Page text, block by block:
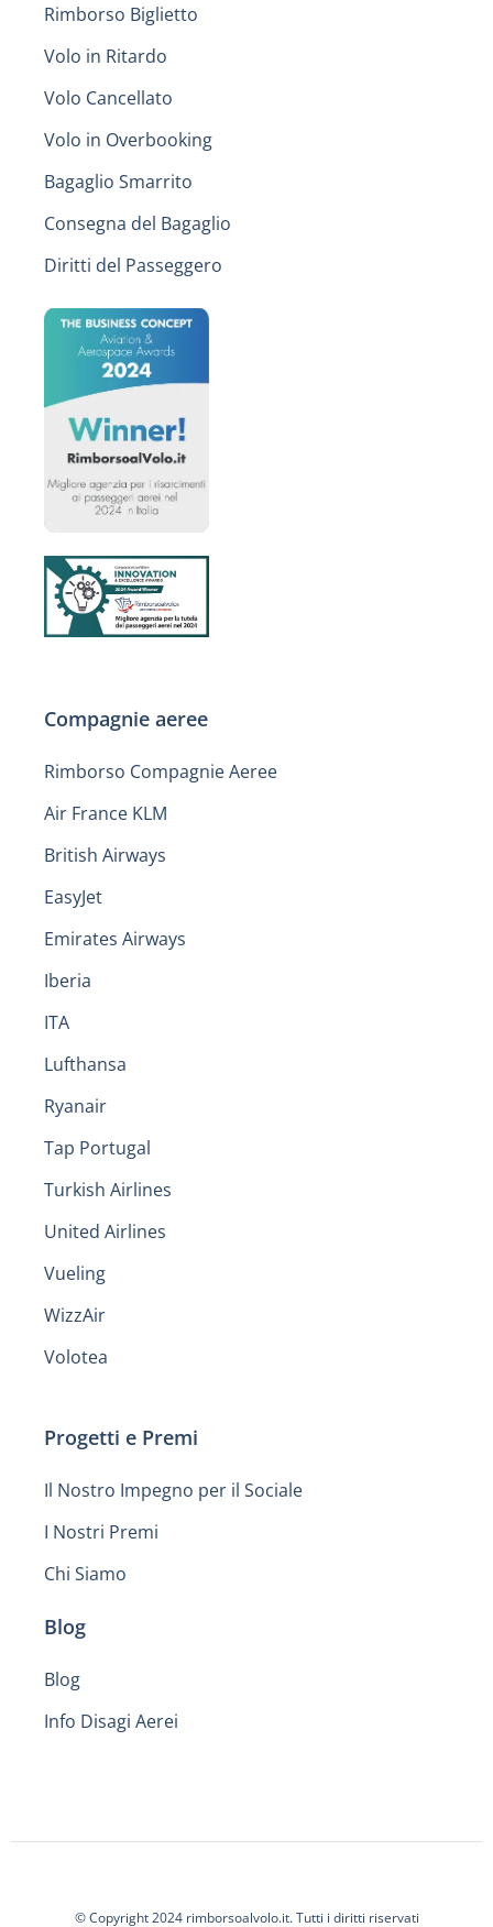
Rimborso Biglietto
Volo in Ritardo
Volo Cancellato
Volo in Overbooking
Bagaglio Smarrito
Consegna del Bagaglio
Diritti del Passeggero
Compagnie aeree
Rimborso Compagnie Aeree
Air France KLM
British Airways
EasyJet
Emirates Airways
Iberia
ITA
Lufthansa
Ryanair
Tap Portugal
Turkish Airlines
United Airlines
Vueling
WizzAir
Volotea
Progetti e Premi
Il Nostro Impegno per il Sociale
I Nostri Premi
Chi Siamo
Blog
Blog
Info Disagi Aerei
© Copyright 2024 rimborsoalvolo.it. Tutti i diritti riservati